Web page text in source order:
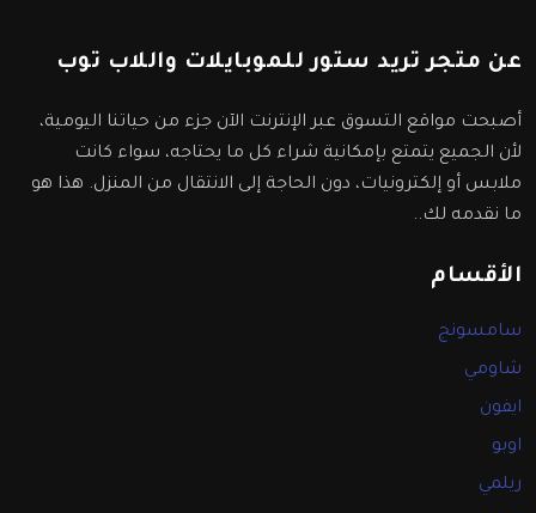
عن متجر تريد ستور للموبايلات واللاب توب
أصبحت مواقع التسوق عبر الإنترنت الآن جزء من حياتنا اليومية،
لأن الجميع يتمتع بإمكانية شراء كل ما يحتاجه، سواء كانت
ملابس أو إلكترونيات، دون الحاجة إلى الانتقال من المنزل. هذا هو
ما نقدمه لك..
الأقسام
سامسونج
شاومي
ايفون
اوبو
ريلمي